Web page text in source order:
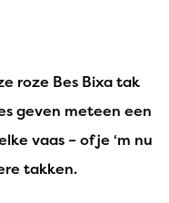
roze Bes Bixa tak
geven meteen een
vaas – of je ‘m nu
takken.